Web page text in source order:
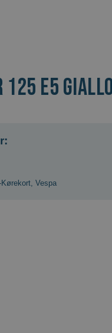
125 E5
Kørekort Vespa